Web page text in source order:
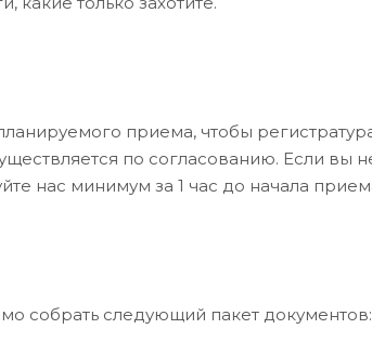
приема, чтобы
по согласованию. Если вы
нас минимум за 1 час до начала
собрать следующий пакет документов: